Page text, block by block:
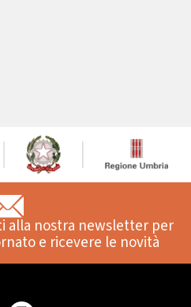
alla nostra newsletter per
e ricevere le novità